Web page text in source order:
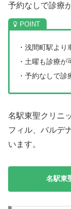
予約なしで診療
・浅間町駅より
・土曜も診療が
・予約なしで診
名駅東聖クリニ
フィル、バルデ
います。
名駅東